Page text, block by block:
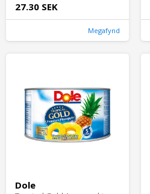
27.30 SEK
Megafynd
Dole